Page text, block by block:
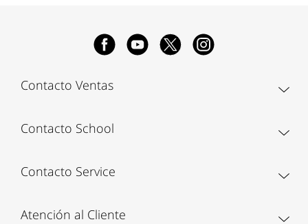
Contacto Ventas
Contacto School
Contacto Service
Atención al Cliente